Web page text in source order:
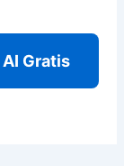
Gratis